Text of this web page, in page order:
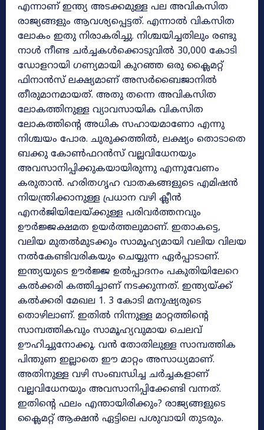
എന്നാണ് ഇന്ത്യ അടക്കമുള്ള പല അവികസിത
രാജ്യങ്ങളും ആവശ്യപ്പെട്ടത്. എന്നാൽ വികസിത
ലോകം ഇതു നിരാകരിച്ചു. നിശ്ചയിച്ചതിലും രണ്ടു
നാൾ നീണ്ട ചർച്ചകൾക്കൊടുവിൽ 30,000 കോടി
ഡോളറായി ഗണ്യമായി കുറഞ്ഞ ഒരു ക്ലൈമറ്റ്
ഫിനാൻസ് ലക്ഷ്യമാണ് അസർബൈജാനിൽ
തീരുമാനമായത്. അതു തന്നെ അവികസിത
ലോകത്തിനുള്ള വ്യാവസായിക വികസിത
ലോകത്തിന്റെ അധിക സഹായമാണോ എന്നു
നിശ്ചയം പോര. ചുരുക്കത്തിൽ, ലക്ഷ്യം തൊടാതെ
ബക്കു കോൺഫറൻസ് വല്ലവിധേനയും
അവസാനിപ്പിക്കുകയായിരുന്നു എന്നുവേണം
കരുതാൻ. ഹരിതഗൃഹ വാതകങ്ങളുടെ എമിഷൻ
നിയന്ത്രിക്കാനുള്ള പ്രധാന വഴി ക്ലീൻ
എനർജിയിലേയ്ക്കുള്ള പരിവർത്തനവും
ഊർജ്ജക്ഷമത ഉയർത്തലുമാണ്. ഇതാകട്ടെ,
വലിയ മുതൽമുടക്കും സാമൂഹ്യമായി വലിയ വിലയ
നൽകേണ്ടിവരികയും ചെയ്യുന്ന ഏർപ്പാടാണ്.
ഇന്ത്യയുടെ ഊർജ്ജ ഉൽപ്പാദനം പകുതിയിലേറെ
കൽക്കരി കത്തിച്ചാണ് നടക്കുന്നത്. ഇന്ത്യയ്ക്ക്
കൽക്കരി മേഖല 1. 3 കോടി മനുഷ്യരുടെ
തൊഴിലാണ്. ഇതിൽ നിന്നുള്ള മാറ്റത്തിന്റെ
സാമ്പത്തികവും സാമൂഹ്യവുമായ ചെലവ്
ഊഹിച്ചുനോക്കൂ. വൻ തോതിലുള്ള സാമ്പത്തിക
പിന്തുണ ഇല്ലാതെ ഈ മാറ്റം അസാധ്യമാണ്.
അതിനുള്ള വഴി സംബന്ധിച്ച ചർച്ചകളാണ്
വല്ലവിധേനയും അവസാനിപ്പിക്കേണ്ടി വന്നത്.
ഇതിന്റെ ഫലം എന്തായിരിക്കും? രാജ്യങ്ങളുടെ
ക്ലൈമറ്റ് ആക്ഷൻ ഏട്ടിലെ പശുവായി തുടരും.